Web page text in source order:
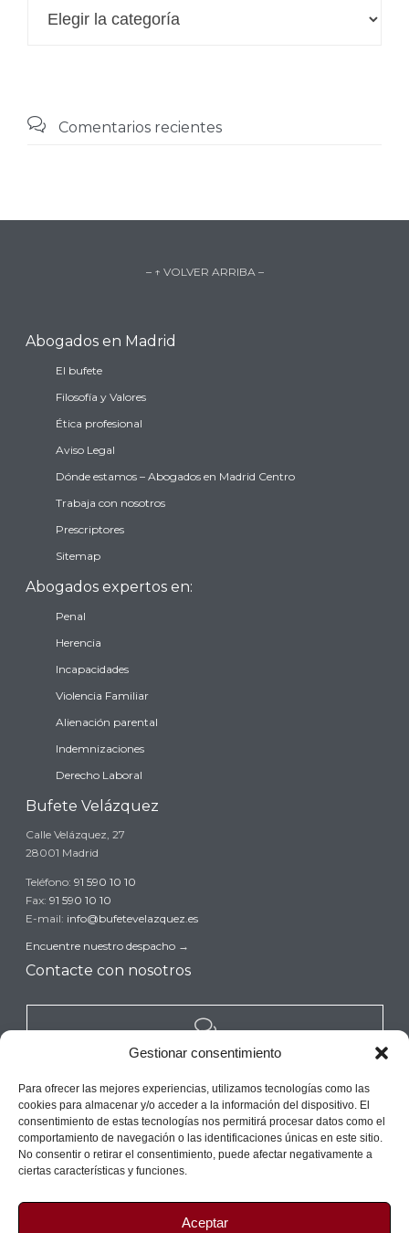
Gestionar consentimiento
Para ofrecer las mejores experiencias, utilizamos tecnologías como las
cookies para almacenar y/o acceder a la información del dispositivo. El
consentimiento de estas tecnologías nos permitirá procesar datos como el
comportamiento de navegación o las identificaciones únicas en este sitio.
No consentir o retirar el consentimiento, puede afectar negativamente a
ciertas características y funciones.
Aceptar
Categorias
 Comentarios recientes
– ↑ VOLVER ARRIBA –
Abogados en Madrid
El bufete
Filosofía y Valores
Ética profesional
Aviso Legal
Dónde estamos – Abogados en Madrid Centro
Trabaja con nosotros
Prescriptores
Sitemap
Abogados expertos en:
Penal
Herencia
Incapacidades
Violencia Familiar
Alienación parental
Indemnizaciones
Derecho Laboral
Bufete Velázquez
Calle Velázquez, 27
28001 Madrid
Teléfono: 91 590 10 10
Fax: 91 590 10 10
E-mail: info@bufetevelazquez.es
Encuentre nuestro despacho →
Contacte con nosotros

REALICE UNA CONSULTA GRATUITA →